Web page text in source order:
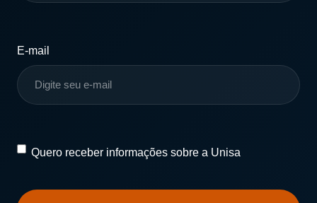
E-mail
QueroQuero receber informações sobre a Unisa